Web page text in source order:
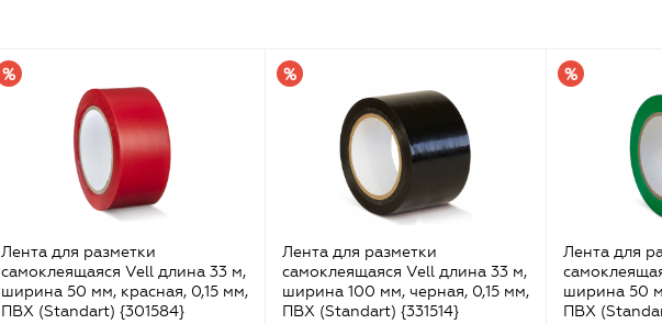
Лента для разметки
самоклеящаяся Vell длина 33 м,
ширина 50 мм, красная, 0,15 мм,
ПВХ (Standart) {301584}
Лента для разметки
самоклеящаяся Vell длина 33 м,
ширина 100 мм, черная, 0,15 мм,
ПВХ (Standart) {331514}
Лента для
ширина 50
ПВХ